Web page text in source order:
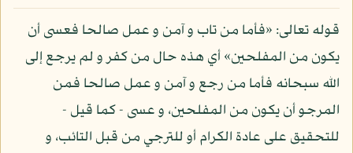
قوله تعالى: «فأما من تاب و آمن و عمل صالحا فعسى أن
يكون من المفلحين» أي هذه حال من كفر و لم يرجع إلى
الله سبحانه فأما من رجع و آمن و عمل صالحا فمن
المرجو أن يكون من المفلحين، و عسى - كما قيل -
للتحقيق على عادة الكرام أو للترجي من قبل التائب، و